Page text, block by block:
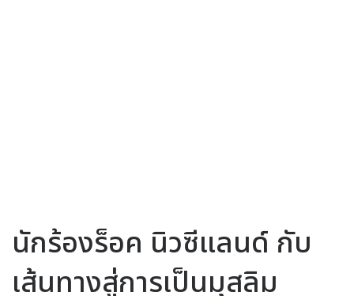
นักร้องร็อค นิวซีแลนด์ กับ
เส้นทางสู่การเป็นมุสลิม